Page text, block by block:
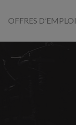
OFFRES D’EMPLOI